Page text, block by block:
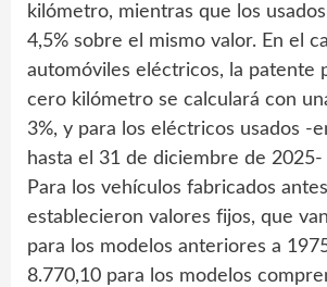
kilómetro, mientras que los
4,5% sobre el mismo valor. En el
automóviles eléctricos, la patente
cero kilómetro se calculará con
3%, y para los eléctricos usados -
hasta el 31 de diciembre de 2025-
Para los vehículos fabricados
establecieron valores fijos, que
para los modelos anteriores a
8.770,10 para los modelos